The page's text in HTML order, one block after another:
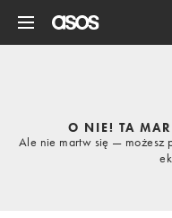
O NIE! TA
Ale nie martw się — możesz